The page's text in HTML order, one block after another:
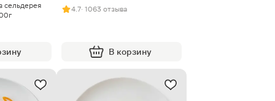
сельдерея
4.7· 1063 отзыва
В корзину